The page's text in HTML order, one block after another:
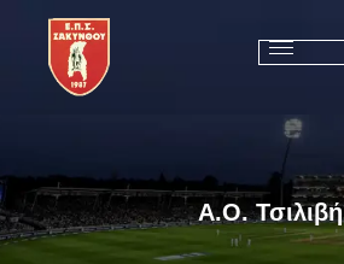
Α.Ο. Τσιλιβή